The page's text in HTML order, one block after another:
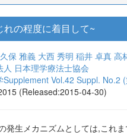
の程度に着目して~
久保 雅義 大西 秀明 稲井 卓真 高
人 日本理学療法士協会
Supplement Vol.42 Suppl. No.2
(Released:2015-04-30)
発生メカニズムとしては,こ